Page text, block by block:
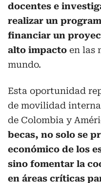
docentes e
realizar un
financiar un
alto impacto en las
mundo.
Esta oportunidad
de movilidad
de Colombia y
becas, no solo se
económico de los
sino fomentar la
en áreas críticas